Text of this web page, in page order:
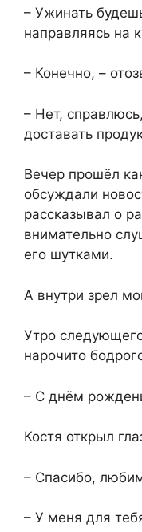
– Ужинать
направляясь на
– Конечно, –
– Нет,
доставать
Вечер прошёл
обсуждали
рассказывал о
внимательно
его шутками.
А внутри зрел
Утро
нарочито
– С днём
Костя открыл
– Спасибо,
– У меня для